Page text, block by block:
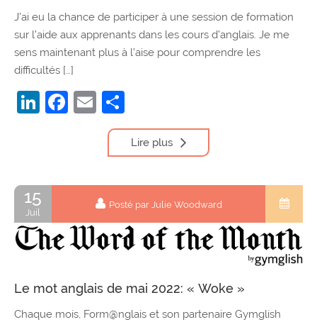
J’ai eu la chance de participer à une session de formation
sur l’aide aux apprenants dans les cours d’anglais. Je me
sens maintenant plus à l’aise pour comprendre les
difficultés […]
LinkedIn
Facebook
Email
Lire plus
15
Juil
Posté par Julie Woodward
Le mot anglais de mai 2022: « Woke »
Chaque mois, Form@nglais et son partenaire Gymglish